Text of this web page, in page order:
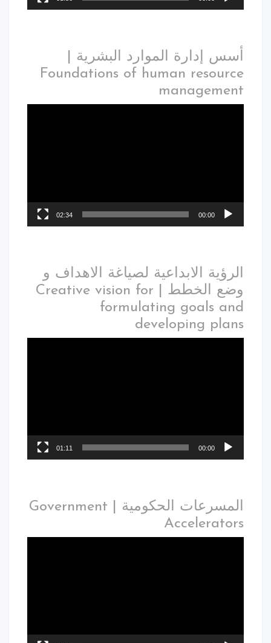
أسس إدارة الموارد البشرية |
Foundations of human resource
management
00:00
الرؤية الابداعية لصياغة الاهداف و
وضع الخطط | Creative vision for
formulating goals and
developing plans
00:00
المسرعات الحكومية | Government
Accelerators